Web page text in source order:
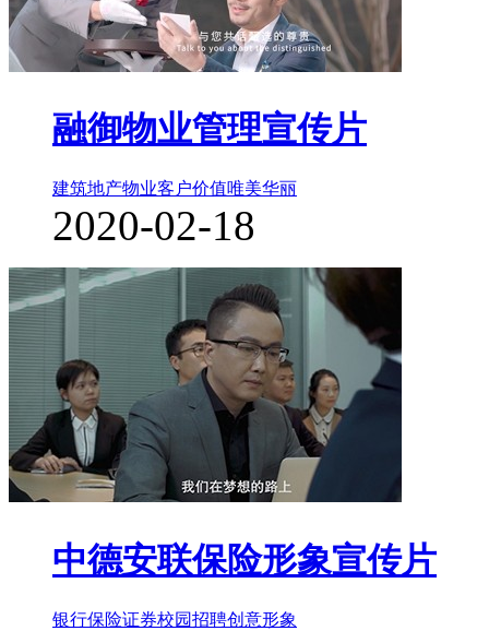
融御物业管理宣传片
建筑地产物业客户价值唯美华丽
2020-02-18
中德安联保险形象宣传片
银行保险证券校园招聘创意形象